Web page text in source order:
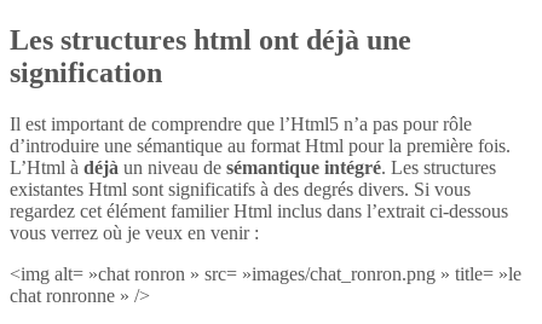
Les structures html ont déjà une
signification
Il est important de comprendre que l’Html5 n’a pas pour rôle
d’introduire une sémantique au format Html pour la première fois.
L’Html à déjà un niveau de sémantique intégré. Les structures
existantes Html sont significatifs à des degrés divers. Si vous
regardez cet élément familier Html inclus dans l’extrait ci-dessous
vous verrez où je veux en venir :
<img alt= »chat ronron » src= »images/chat_ronron.png » title= »le
chat ronronne » />